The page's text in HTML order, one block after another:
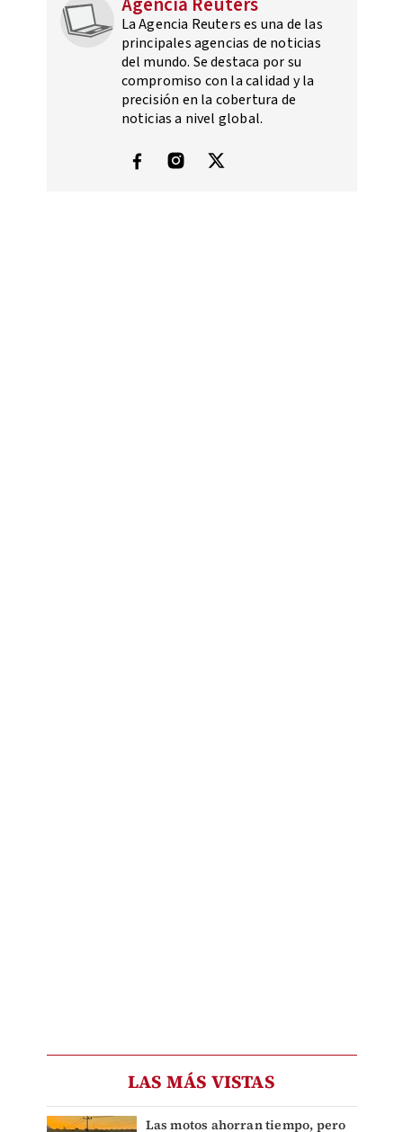
La Agencia Reuters es una de las
principales agencias de noticias
del mundo. Se destaca por su
compromiso con la calidad y la
precisión en la cobertura de
noticias a nivel global.
LAS MÁS VISTAS
Las motos ahorran tiempo, pero